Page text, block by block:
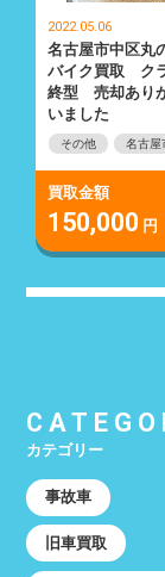
2022.05.06
名古屋市中区丸
バイク買取 ク
終型 売却あり
いました
その他 名古屋
買取金額
150,000 円
カテゴリー
事故車
旧車買取